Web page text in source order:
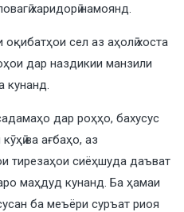
харидорӣ намоянд.
сел аз аҳолӣ хоста
дар наздикии манзили
кунанд.
дар роҳҳо, бахусус
ва ағбаҳо, аз
тирезаҳои сиёҳшуда даъват
маҳдуд кунанд. Ба ҳамаи
ба меъёри суръат риоя